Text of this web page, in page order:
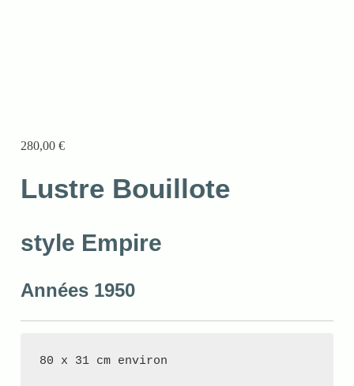
280,00€
Lustre Bouillote
style Empire
Années 1950
80 x 31 cm environ